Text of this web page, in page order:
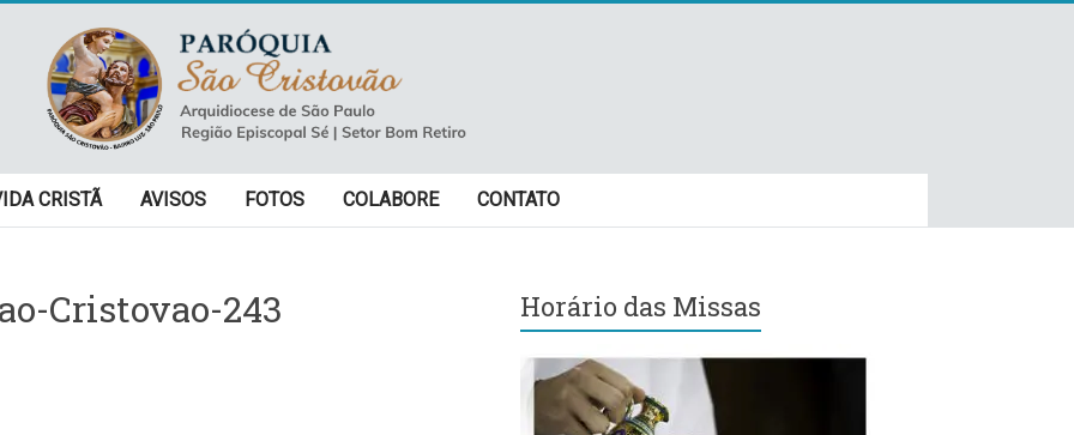
CRISTÃ AVISOS FOTOS COLABORE CONTATO
Cristovao-243 Horário das Missas